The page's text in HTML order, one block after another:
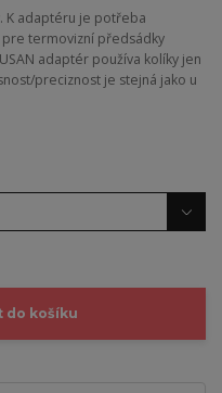
K adaptéru je potřeba
pre termovizní předsádky
adaptér používa kolíky jen
preciznost je stejná jako u
do košíku